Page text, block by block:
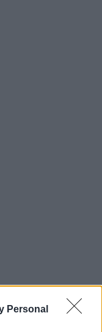
Personal